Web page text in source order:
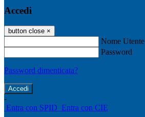
Accedi
button close ×
Nome Utente
Password
Password dimenticata?
-
Entra con SPID Entra con CIE